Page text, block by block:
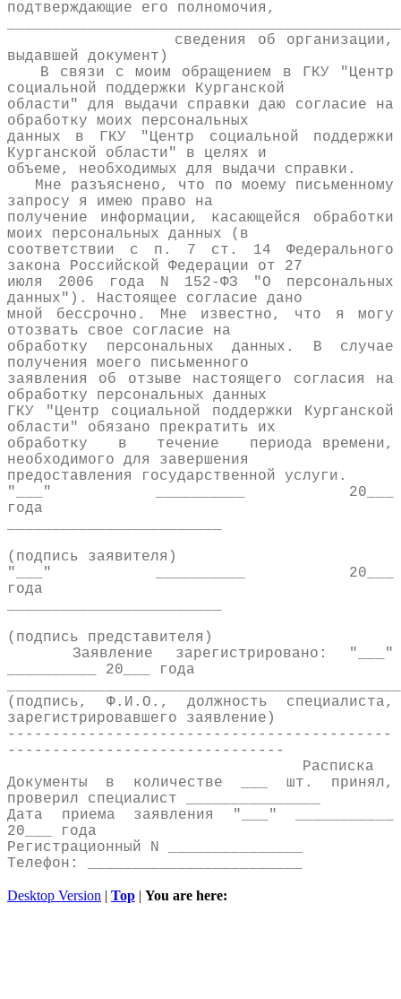
подтверждающие его полномочия,
сведения об организации,
выдавшей документ)
В связи с моим обращением в ГКУ "Центр
социальной поддержки Курганской
области" для выдачи справки даю согласие на
обработку моих персональных
данных в ГКУ "Центр социальной поддержки
Курганской области" в целях и
объеме, необходимых для выдачи справки.
Мне разъяснено, что по моему письменному
запросу я имею право на
получение информации, касающейся обработки
моих персональных данных (в
соответствии с п. 7 ст. 14 Федерального
закона Российской Федерации от 27
июля 2006 года N 152-ФЗ "О персональных
данных"). Настоящее согласие дано
мной бессрочно. Мне известно, что я могу
отозвать свое согласие на
обработку персональных данных. В случае
получения моего письменного
заявления об отзыве настоящего согласия на
обработку персональных данных
ГКУ "Центр социальной поддержки Курганской
области" обязано прекратить их
обработку в течение периода времени,
необходимого для завершения
предоставления государственной услуги.
"___" __________ 20___
года
(подпись заявителя)
"___" __________ 20___
года
(подпись представителя)
Заявление зарегистрировано: "___"
__________ 20___ года
(подпись, Ф.И.О., должность специалиста,
зарегистрировавшего заявление)
-------------------------------------------
-------------------------------
Расписка
Документы в количестве ___ шт. принял,
проверил специалист _______________
Дата приема заявления "___" ___________
20___ года
Регистрационный N _______________
Телефон: ________________________
Desktop Version | Top | You are here: